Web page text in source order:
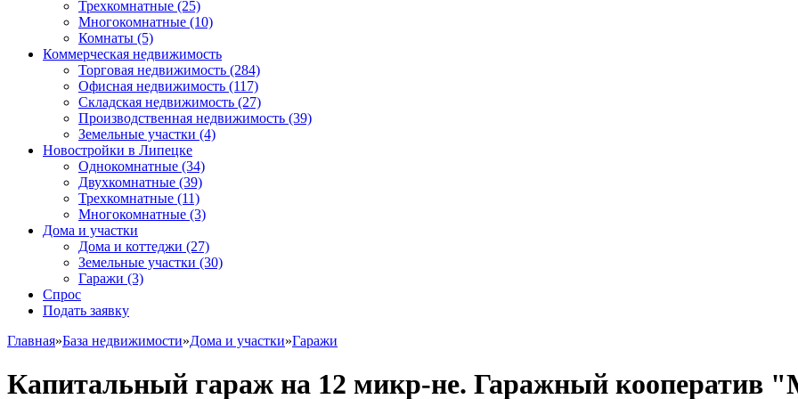
Трехкомнатные (25)
Многокомнатные (10)
Комнаты (5)
Коммерческая недвижимость
Торговая недвижимость (284)
Офисная недвижимость (117)
Складская недвижимость (27)
Производственная недвижимость (39)
Земельные участки (4)
Новостройки в Липецке
Однокомнатные (34)
Двухкомнатные (39)
Трехкомнатные (11)
Многокомнатные (3)
Дома и участки
Дома и коттеджи (27)
Земельные участки (30)
Гаражи (3)
Спрос
Подать заявку
Главная»База недвижимости»Дома и участки»Гаражи
Капитальный гараж на 12 микр-не. Гаражный кооператив